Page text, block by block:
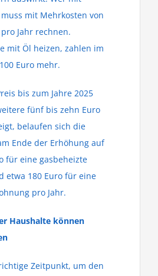
mit Mehrkosten von
Jahr rechnen.
mit Öl heizen, zahlen im
Euro mehr.
bis zum Jahre 2025
fünf bis zehn Euro
belaufen sich die
Ende der Erhöhung auf
für eine gasbeheizte
etwa 180 Euro für eine
pro Jahr.
Haushalte können
Zeitpunkt, um den